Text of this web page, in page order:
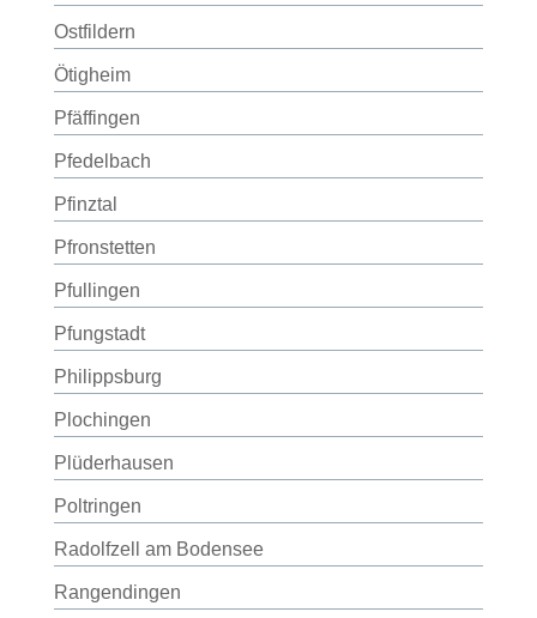
Ostfildern
Ötigheim
Pfäffingen
Pfedelbach
Pfinztal
Pfronstetten
Pfullingen
Pfungstadt
Philippsburg
Plochingen
Plüderhausen
Poltringen
Radolfzell am Bodensee
Rangendingen